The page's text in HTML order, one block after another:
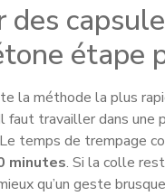
des
étape
la méthode la plus
faut travailler dans une
Le temps de trempage
minutes. Si la colle
qu’un geste